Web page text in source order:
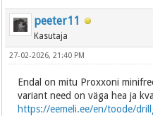
peeter11
Kasutaja
27-02-2026, 21:40 PM
Endal on mitu Proxxoni
variant need on väga hea ja
https://eemeli.ee/en/toode/